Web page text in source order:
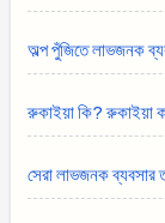
অল্প পুঁজিতে লাভজনক
রুকাইয়া কি? রুকাইয়া
সেরা লাভজনক ব্যবসার